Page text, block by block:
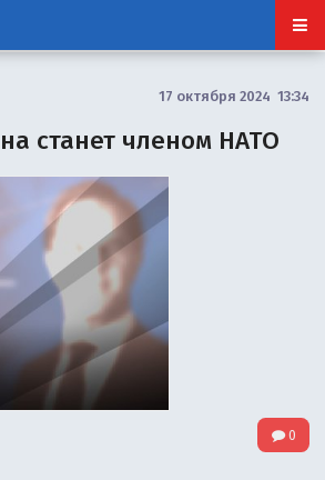
17 октября 2024 13:34
станет членом НАТО
0